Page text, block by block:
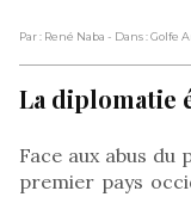
Par : René Naba - Dans : Golfe
La diplomatie
Face aux abus du
premier pays